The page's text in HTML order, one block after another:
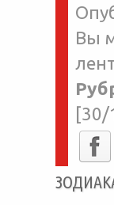
Вы
[30/